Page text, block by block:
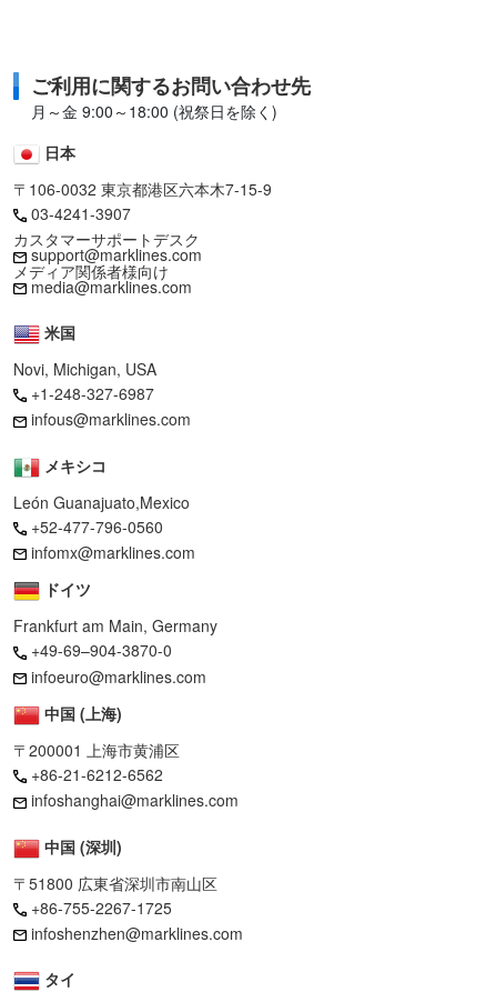
ご利用に関するお問い合わせ先
月～金 9:00～18:00 (祝祭日を除く)
日本
〒106-0032 東京都港区六本木7-15-9
03-4241-3907
カスタマーサポートデスク
support@marklines.com
メディア関係者様向け
media@marklines.com
米国
Novi, Michigan, USA
+1-248-327-6987
infous@marklines.com
メキシコ
León Guanajuato,Mexico
+52-477-796-0560
infomx@marklines.com
ドイツ
Frankfurt am Main, Germany
+49-69–904-3870-0
infoeuro@marklines.com
中国 (上海)
〒200001 上海市黄浦区
+86-21-6212-6562
infoshanghai@marklines.com
中国 (深圳)
〒51800 広東省深圳市南山区
+86-755-2267-1725
infoshenzhen@marklines.com
タイ